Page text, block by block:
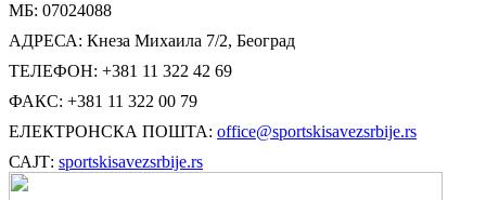
МБ: 07024088
АДРЕСА: Кнеза Михаила 7/2, Београд
ТЕЛЕФОН: +381 11 322 42 69
ФАКС: +381 11 322 00 79
ЕЛЕКТРОНСКА ПОШТА: office@sportskisavezsrbije.rs
САЈТ: sportskisavezsrbije.rs